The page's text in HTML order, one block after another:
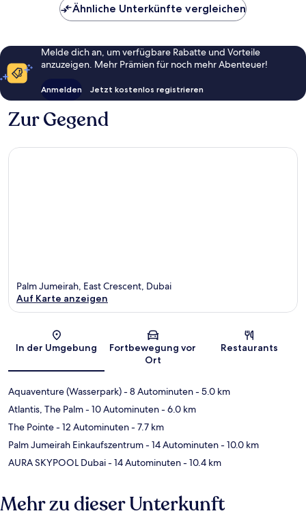
Ähnliche Unterkünfte vergleichen
Melde dich an, um verfügbare Rabatte und Vorteile
anzuzeigen. Mehr Prämien für noch mehr Abenteuer!
Anmelden Jetzt kostenlos registrieren
Zur Gegend
Karte
Palm Jumeirah, East Crescent, Dubai
Auf Karte anzeigen
In der Umgebung
Fortbewegung vor
Ort
Restaurants
Aquaventure (Wasserpark)- 8 Autominuten- 5.0 km
Atlantis, The Palm- 10 Autominuten- 6.0 km
The Pointe- 12 Autominuten- 7.7 km
Palm Jumeirah Einkaufszentrum- 14 Autominuten- 10.0 km
AURA SKYPOOL Dubai- 14 Autominuten- 10.4 km
Mehr zu dieser Unterkunft